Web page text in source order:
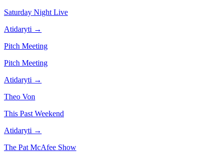
Saturday Night Live
Atidaryti →
Pitch Meeting
Pitch Meeting
Atidaryti →
Theo Von
This Past Weekend
Atidaryti →
The Pat McAfee Show